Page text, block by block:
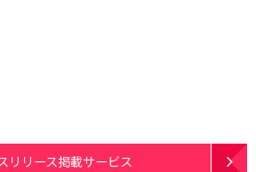
リリース掲載サービス